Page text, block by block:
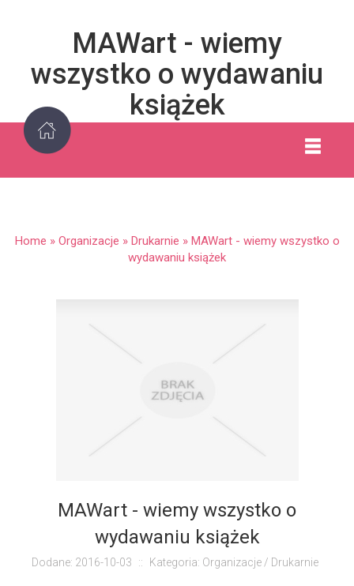
MAWart - wiemy
wszystko o wydawaniu
książek
Home » Organizacje » Drukarnie » MAWart - wiemy wszystko o
wydawaniu książek
MAWart - wiemy wszystko o
wydawaniu książek
Dodane: 2016-10-03 :: Kategoria: Organizacje / Drukarnie